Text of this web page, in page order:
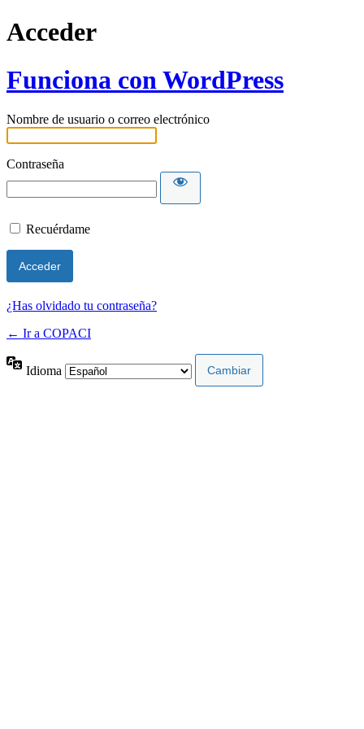
Acceder
Funciona con WordPress
Nombre de usuario o correo electrónico
Contraseña
Recuérdame
¿Has olvidado tu contraseña?
← Ir a COPACI
Idioma